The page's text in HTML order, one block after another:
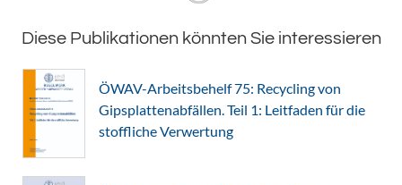
Diese Publikationen könnten Sie interessieren
ÖWAV-Arbeitsbehelf 75: Recycling von
Gipsplattenabfällen. Teil 1: Leitfaden für die
stoffliche Verwertung